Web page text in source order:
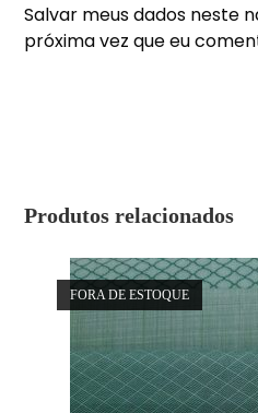
Salvar meus dados neste
próxima vez que eu
Produtos relacionados
FORA DE ESTOQUE